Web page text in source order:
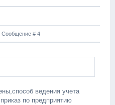
Сообщение # 4
ведения учета
по предприятию